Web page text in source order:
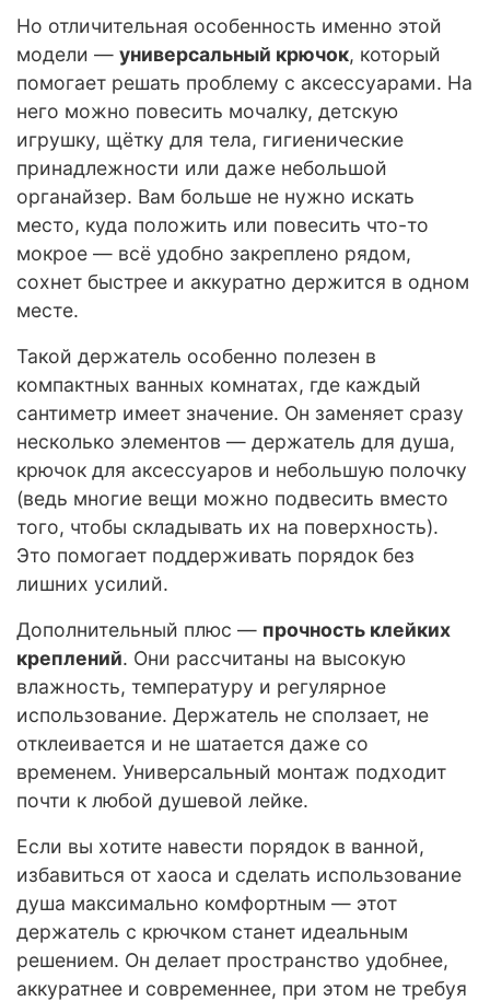
Но отличительная особенность именно этой
модели — универсальный крючок, который
помогает решать проблему с аксессуарами. На
него можно повесить мочалку, детскую
игрушку, щётку для тела, гигиенические
принадлежности или даже небольшой
органайзер. Вам больше не нужно искать
место, куда положить или повесить что-то
мокрое — всё удобно закреплено рядом,
сохнет быстрее и аккуратно держится в одном
месте.
Такой держатель особенно полезен в
компактных ванных комнатах, где каждый
сантиметр имеет значение. Он заменяет сразу
несколько элементов — держатель для душа,
крючок для аксессуаров и небольшую полочку
(ведь многие вещи можно подвесить вместо
того, чтобы складывать их на поверхность).
Это помогает поддерживать порядок без
лишних усилий.
Дополнительный плюс — прочность клейких
креплений. Они рассчитаны на высокую
влажность, температуру и регулярное
использование. Держатель не сползает, не
отклеивается и не шатается даже со
временем. Универсальный монтаж подходит
почти к любой душевой лейке.
Если вы хотите навести порядок в ванной,
избавиться от хаоса и сделать использование
душа максимально комфортным — этот
держатель с крючком станет идеальным
решением. Он делает пространство удобнее,
аккуратнее и современнее, при этом не требуя